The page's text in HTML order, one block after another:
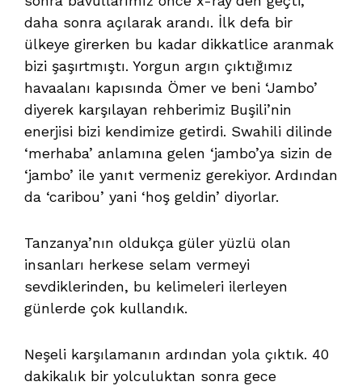
daha sonra açılarak arandı. İlk defa bir
ülkeye girerken bu kadar dikkatlice aranmak
bizi şaşırtmıştı. Yorgun argın çıktığımız
havaalanı kapısında Ömer ve beni ‘Jambo’
diyerek karşılayan rehberimiz Buşili’nin
enerjisi bizi kendimize getirdi. Swahili dilinde
‘merhaba’ anlamına gelen ‘jambo’ya sizin de
‘jambo’ ile yanıt vermeniz gerekiyor. Ardından
da ‘caribou’ yani ‘hoş geldin’ diyorlar.
Tanzanya’nın oldukça güler yüzlü olan
insanları herkese selam vermeyi
sevdiklerinden, bu kelimeleri ilerleyen
günlerde çok kullandık.
Neşeli karşılamanın ardından yola çıktık. 40
dakikalık bir yolculuktan sonra gece